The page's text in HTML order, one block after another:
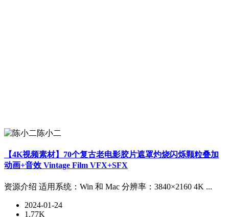
陈小二
【4K视频素材】70个复古老电影胶片遮罩灼烧闪烁颗粒叠加
动画+音效 Vintage Film VFX+SFX
资源介绍 适用系统：Win 和 Mac 分辨率：3840×2160 4K ...
2024-01-24
1.77K